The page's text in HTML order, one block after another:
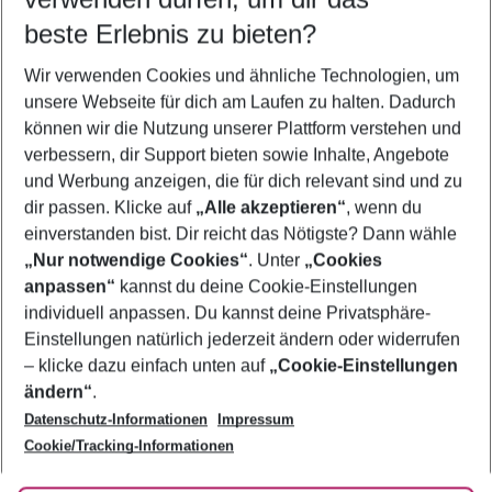
5-8 Nächte
2 Erwachsene Keine Kinder
Mehr Filter anzeigen
Footer
Footer navigation
Über uns
AGB
Bestpreisgarantie
Cookie-Einstellungen ändern
Cookie-Richtlinie
Agenturbetreuung
Barrierefreies Reisen
Folge uns
beste Erlebnis zu bieten?
Wir verwenden Cookies und ähnliche Technologien, um
unsere Webseite für dich am Laufen zu halten. Dadurch
können wir die Nutzung unserer Plattform verstehen und
verbessern, dir Support bieten sowie Inhalte, Angebote
und Werbung anzeigen, die für dich relevant sind und zu
dir passen. Klicke auf „Alle akzeptieren“, wenn du
einverstanden bist. Dir reicht das Nötigste? Dann wähle
„Nur notwendige Cookies“. Unter „Cookies
anpassen“ kannst du deine Cookie-Einstellungen
individuell anpassen. Du kannst deine Privatsphäre-
Einstellungen natürlich jederzeit ändern oder widerrufen
– klicke dazu einfach unten auf „Cookie-Einstellungen
ändern“.
Datenschutz-Informationen
Impressum
Cookie/Tracking-Informationen